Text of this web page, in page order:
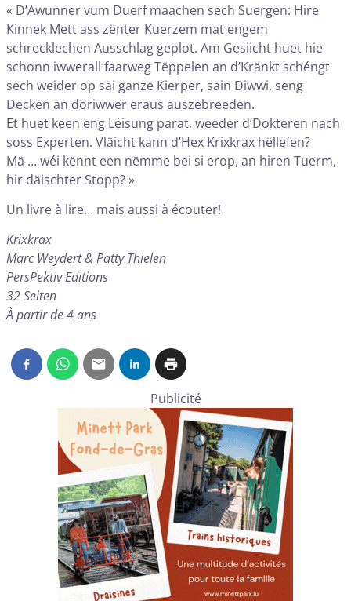
« D’Awunner vum Duerf maachen sech Suergen: Hire
Kinnek Mett ass zënter Kuerzem mat engem
schrecklechen Ausschlag geplot. Am Gesiicht huet hie
schonn iwwerall faarweg Tëppelen an d’Kränkt schéngt
sech weider op säi ganze Kierper, säin Diwwi, seng
Decken an doriwwer eraus auszebreeden.
Et huet keen eng Léisung parat, weeder d’Dokteren nach
soss Experten. Vläicht kann d’Hex Krixkrax hëllefen?
Mä … wéi kënnt een nëmme bei si erop, an hiren Tuerm,
hir däischter Stopp? »
Un livre à lire… mais aussi à écouter!
Krixkrax
Marc Weydert & Patty Thielen
PersPektiv Editions
32 Seiten
À partir de 4 ans
Publicité